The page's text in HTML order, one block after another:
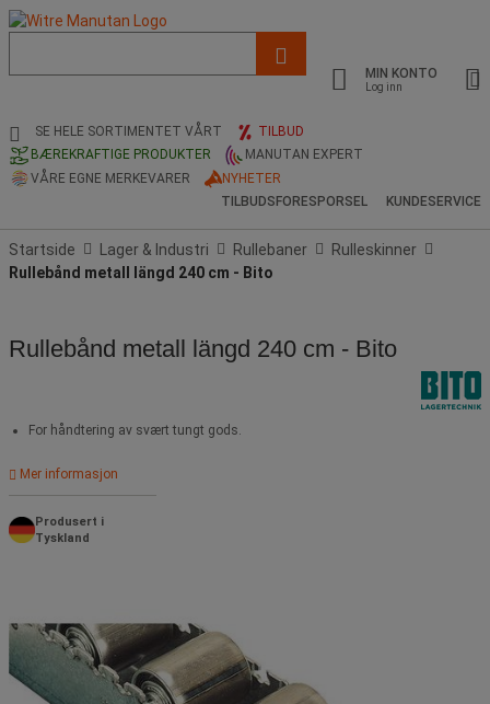
og
søkehistorikk
MIN KONTO
Log inn
SE HELE SORTIMENTET VÅRT
TILBUD
BÆREKRAFTIGE PRODUKTER
MANUTAN EXPERT
VÅRE EGNE MERKEVARER
NYHETER
TILBUDSFORESPORSEL
KUNDESERVICE
Startside Lager & Industri Rullebaner
Rulleskinner
Rullebånd metall längd 240 cm - Bito
Rullebånd metall längd 240 cm - Bito
For håndtering av svært tungt gods.
Mer informasjon
Produsert i
Tyskland